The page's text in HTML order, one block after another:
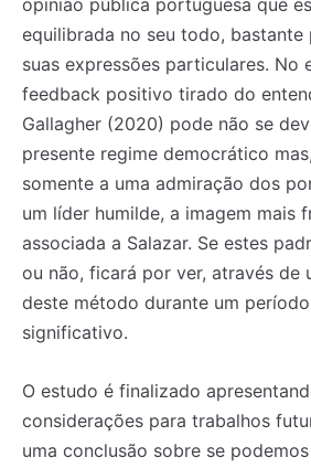
opinião pública portuguesa que
equilibrada no seu todo, bastante
suas expressões particulares. No
feedback positivo tirado do
Gallagher (2020) pode não se
presente regime democrático
somente a uma admiração dos
um líder humilde, a imagem mais
associada a Salazar. Se estes
ou não, ficará por ver, através de
deste método durante um
significativo.
O estudo é finalizado
considerações para trabalhos
uma conclusão sobre se